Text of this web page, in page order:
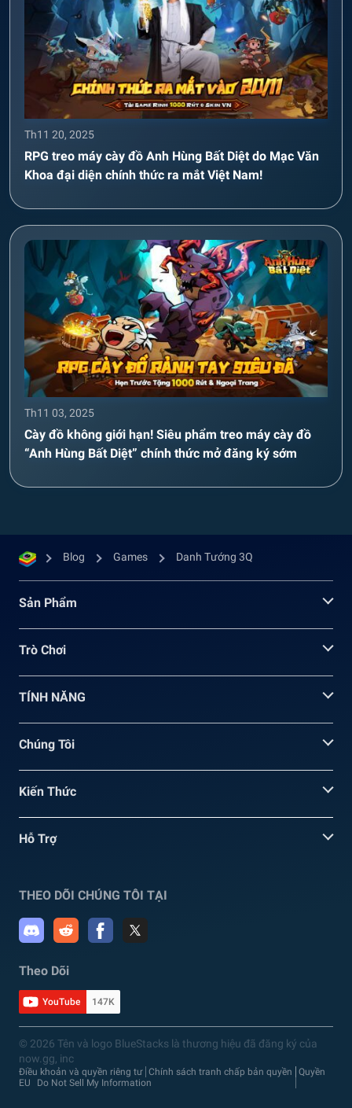
Th11 20, 2025
RPG treo máy cày đồ Anh Hùng Bất Diệt do Mạc Văn
Khoa đại diện chính thức ra mắt Việt Nam!
Th11 03, 2025
Cày đồ không giới hạn! Siêu phẩm treo máy cày đồ
“Anh Hùng Bất Diệt” chính thức mở đăng ký sớm
Blog Games Danh Tướng 3Q
Sản Phẩm
Trò Chơi
TÍNH NĂNG
Chúng Tôi
Kiến Thức
Hỗ Trợ
THEO DÕI CHÚNG TÔI TẠI
Theo Dõi
YouTube 147K
© 2026 Tên và logo BlueStacks là thương hiệu đã đăng ký của
now.gg, inc
Điều khoản và quyền riêng tư Chính sách tranh chấp bản quyền
Quyền
EU
Do Not Sell My Information